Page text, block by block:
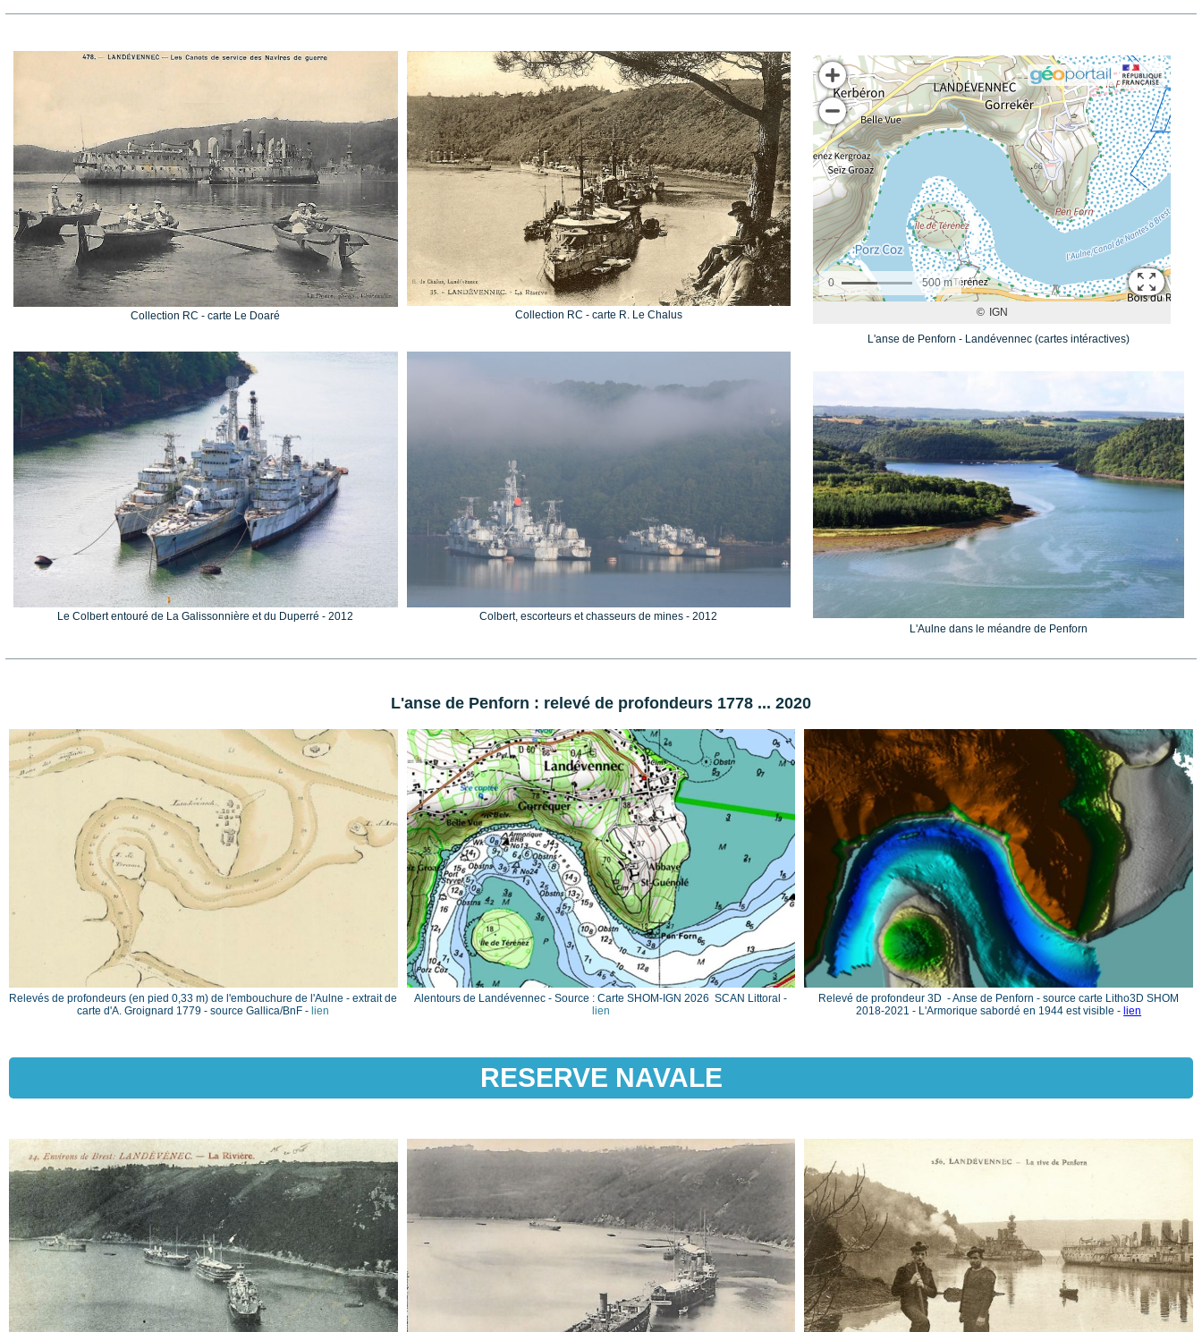
Collection RC - carte Le Doaré Collection RC - carte R. Le Chalus
Le Colbert entouré de La Galissonnière et du Duperré - 2012 Colbert, escorteurs et chasseurs de mines - 2012
L'anse de Penforn - Landévennec (cartes intéractives)
L'Aulne dans le méandre de Penforn
L'anse de Penforn : relevé de profondeurs 1778 ... 2020
Relevés de profondeurs (en pied 0,33 m) de l'embouchure de l'Aulne - extrait de
carte d'A. Groignard 1779 - source Gallica/BnF - lien
Alentours de Landévennec - Source : Carte SHOM-IGN 2026 SCAN Littoral -
lien
Relevé de profondeur 3D - Anse de Penforn - source carte Litho3D SHOM
2018-2021 - L'Armorique sabordé en 1944 est visible - lien
RESERVE NAVALE